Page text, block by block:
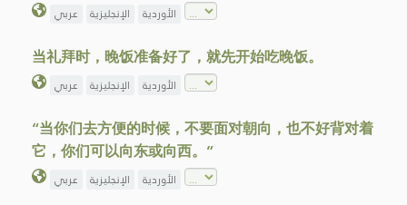
عربي الإنجليزية الأوردية
当礼拜时，晚饭准备好了，就先开始吃晚饭。
عربي الإنجليزية الأوردية
“当你们去方便的时候，不要面对朝向，也不好背对着
它，你们可以向东或向西。”
عربي الإنجليزية الأوردية